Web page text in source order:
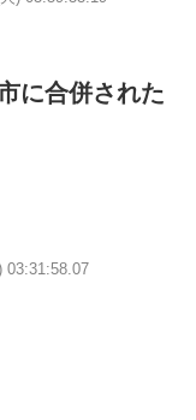
に合併された
03:31:58.07